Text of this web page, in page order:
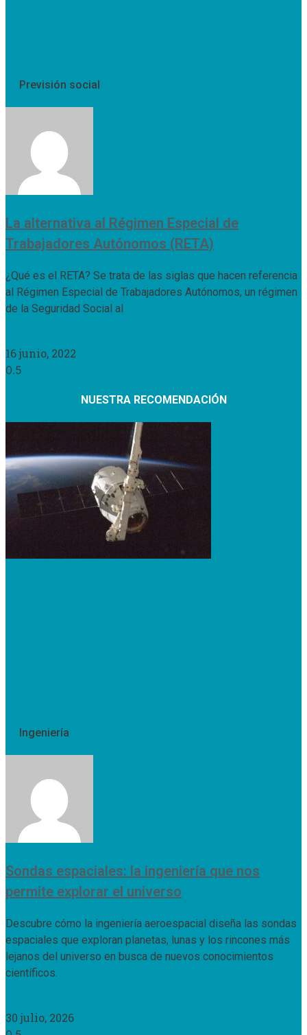
Previsión social
La alternativa al Régimen Especial de
Trabajadores Autónomos (RETA)
¿Qué es el RETA? Se trata de las siglas que hacen referencia
al Régimen Especial de Trabajadores Autónomos, un régimen
de la Seguridad Social al
16 junio, 2022
NUESTRA RECOMENDACIÓN
Ingeniería
Sondas espaciales: la ingeniería que nos
permite explorar el universo
Descubre cómo la ingeniería aeroespacial diseña las sondas
espaciales que exploran planetas, lunas y los rincones más
lejanos del universo en busca de nuevos conocimientos
científicos.
30 julio, 2026